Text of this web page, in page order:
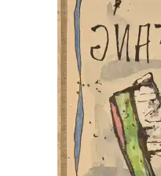
News
Kontakt